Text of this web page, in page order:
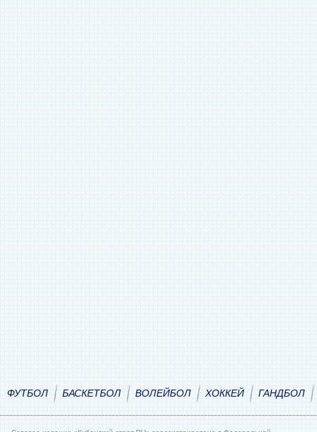
ФУТБОЛ БАСКЕТБОЛ ВОЛЕЙБОЛ ХОККЕЙ ГАНДБОЛ